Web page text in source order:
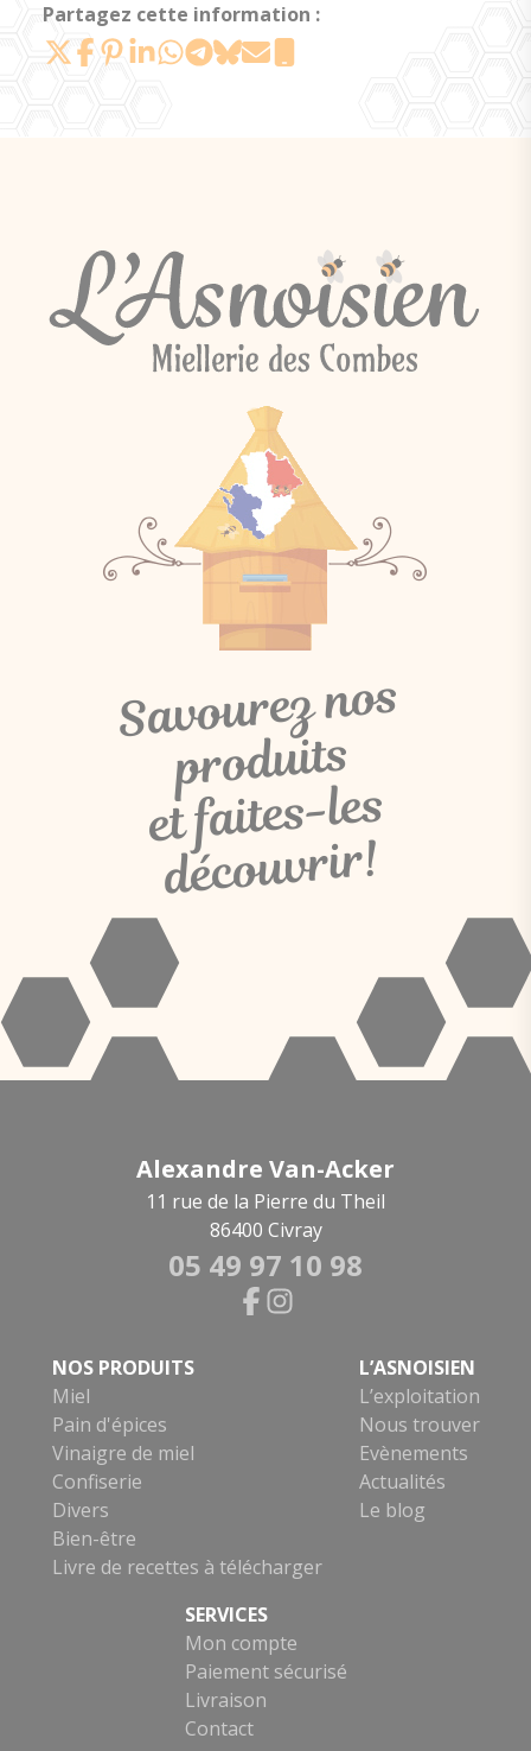
Partagez cette information :
Savourez
nos
produits
et faites-les
découvrir!
Alexandre Van-Acker
11 rue de la Pierre du Theil
86400 Civray
05 49 97 10 98
NOS PRODUITS
Miel
Pain d'épices
Vinaigre de miel
Confiserie
Divers
Bien-être
Livre de recettes à télécharger
L’ASNOISIEN
L’exploitation
Nous trouver
Evènements
Actualités
Le blog
SERVICES
Mon compte
Paiement sécurisé
Livraison
Contact